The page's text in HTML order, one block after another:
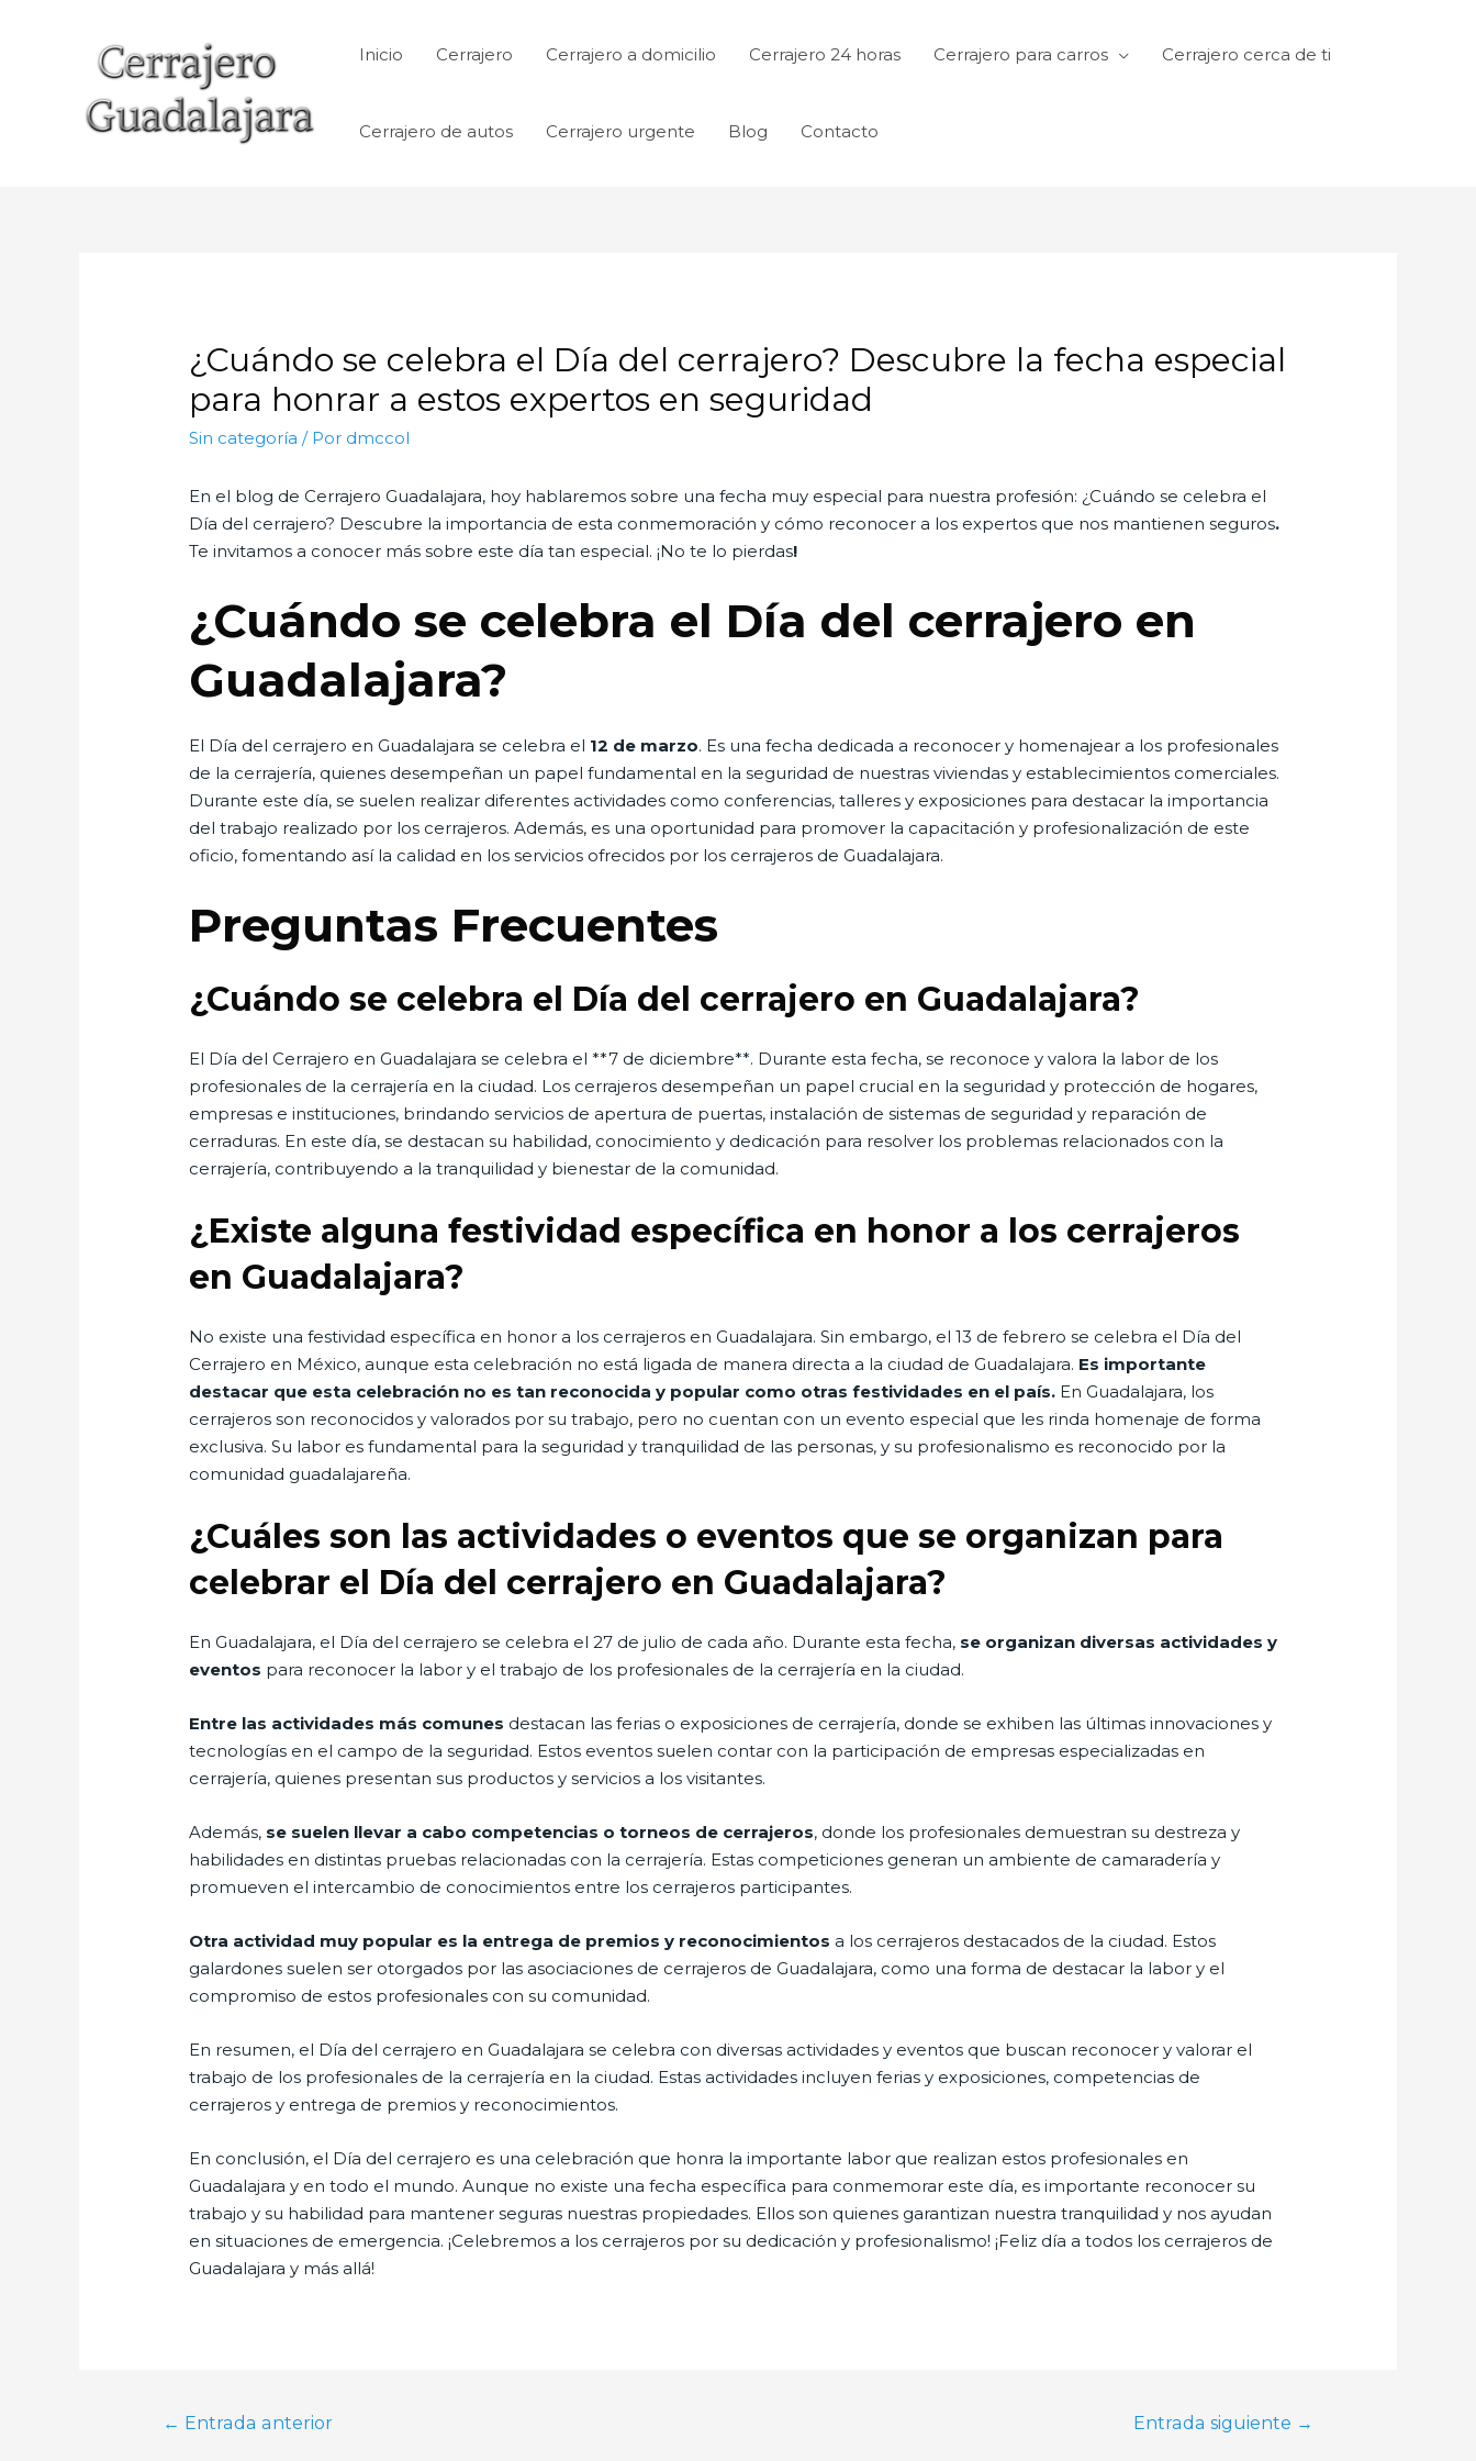
Inicio Cerrajero Cerrajero a domicilio Cerrajero 24 horas Cerrajero para carros Cerrajero cerca de ti
Cerrajero de autos Cerrajero urgente Blog Contacto
¿Cuándo se celebra el Día del cerrajero? Descubre la fecha especial
para honrar a estos expertos en seguridad
Sin categoría / Por dmccol
En el blog de Cerrajero Guadalajara, hoy hablaremos sobre una fecha muy especial para nuestra profesión: ¿Cuándo se celebra el
Día del cerrajero? Descubre la importancia de esta conmemoración y cómo reconocer a los expertos que nos mantienen seguros.
Te invitamos a conocer más sobre este día tan especial. ¡No te lo pierdas!
¿Cuándo se celebra el Día del cerrajero en
Guadalajara?
El Día del cerrajero en Guadalajara se celebra el 12 de marzo. Es una fecha dedicada a reconocer y homenajear a los profesionales
de la cerrajería, quienes desempeñan un papel fundamental en la seguridad de nuestras viviendas y establecimientos comerciales.
Durante este día, se suelen realizar diferentes actividades como conferencias, talleres y exposiciones para destacar la importancia
del trabajo realizado por los cerrajeros. Además, es una oportunidad para promover la capacitación y profesionalización de este
oficio, fomentando así la calidad en los servicios ofrecidos por los cerrajeros de Guadalajara.
Preguntas Frecuentes
¿Cuándo se celebra el Día del cerrajero en Guadalajara?
El Día del Cerrajero en Guadalajara se celebra el **7 de diciembre**. Durante esta fecha, se reconoce y valora la labor de los
profesionales de la cerrajería en la ciudad. Los cerrajeros desempeñan un papel crucial en la seguridad y protección de hogares,
empresas e instituciones, brindando servicios de apertura de puertas, instalación de sistemas de seguridad y reparación de
cerraduras. En este día, se destacan su habilidad, conocimiento y dedicación para resolver los problemas relacionados con la
cerrajería, contribuyendo a la tranquilidad y bienestar de la comunidad.
¿Existe alguna festividad específica en honor a los cerrajeros
en Guadalajara?
No existe una festividad específica en honor a los cerrajeros en Guadalajara. Sin embargo, el 13 de febrero se celebra el Día del
Cerrajero en México, aunque esta celebración no está ligada de manera directa a la ciudad de Guadalajara. Es importante
destacar que esta celebración no es tan reconocida y popular como otras festividades en el país. En Guadalajara, los
cerrajeros son reconocidos y valorados por su trabajo, pero no cuentan con un evento especial que les rinda homenaje de forma
exclusiva. Su labor es fundamental para la seguridad y tranquilidad de las personas, y su profesionalismo es reconocido por la
comunidad guadalajareña.
¿Cuáles son las actividades o eventos que se organizan para
celebrar el Día del cerrajero en Guadalajara?
En Guadalajara, el Día del cerrajero se celebra el 27 de julio de cada año. Durante esta fecha, se organizan diversas actividades y
eventos para reconocer la labor y el trabajo de los profesionales de la cerrajería en la ciudad.
Entre las actividades más comunes destacan las ferias o exposiciones de cerrajería, donde se exhiben las últimas innovaciones y
tecnologías en el campo de la seguridad. Estos eventos suelen contar con la participación de empresas especializadas en
cerrajería, quienes presentan sus productos y servicios a los visitantes.
Además, se suelen llevar a cabo competencias o torneos de cerrajeros, donde los profesionales demuestran su destreza y
habilidades en distintas pruebas relacionadas con la cerrajería. Estas competiciones generan un ambiente de camaradería y
promueven el intercambio de conocimientos entre los cerrajeros participantes.
Otra actividad muy popular es la entrega de premios y reconocimientos a los cerrajeros destacados de la ciudad. Estos
galardones suelen ser otorgados por las asociaciones de cerrajeros de Guadalajara, como una forma de destacar la labor y el
compromiso de estos profesionales con su comunidad.
En resumen, el Día del cerrajero en Guadalajara se celebra con diversas actividades y eventos que buscan reconocer y valorar el
trabajo de los profesionales de la cerrajería en la ciudad. Estas actividades incluyen ferias y exposiciones, competencias de
cerrajeros y entrega de premios y reconocimientos.
En conclusión, el Día del cerrajero es una celebración que honra la importante labor que realizan estos profesionales en
Guadalajara y en todo el mundo. Aunque no existe una fecha específica para conmemorar este día, es importante reconocer su
trabajo y su habilidad para mantener seguras nuestras propiedades. Ellos son quienes garantizan nuestra tranquilidad y nos ayudan
en situaciones de emergencia. ¡Celebremos a los cerrajeros por su dedicación y profesionalismo! ¡Feliz día a todos los cerrajeros de
Guadalajara y más allá!
Navegación
← Entrada anterior Entrada siguiente →